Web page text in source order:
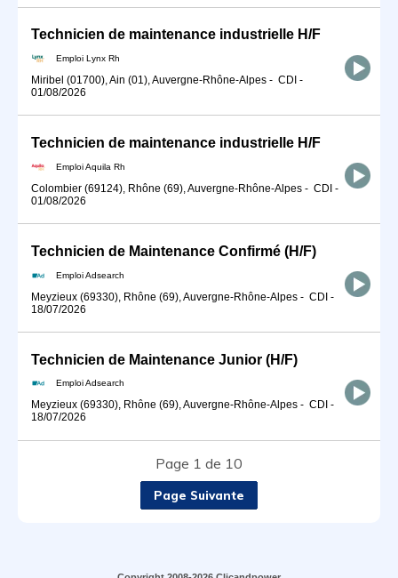
Technicien de maintenance industrielle H/F
Emploi Lynx Rh
Miribel (01700), Ain (01), Auvergne-Rhône-Alpes - CDI -
01/08/2026
Technicien de maintenance industrielle H/F
Emploi Aquila Rh
Colombier (69124), Rhône (69), Auvergne-Rhône-Alpes - CDI -
01/08/2026
Technicien de Maintenance Confirmé (H/F)
Emploi Adsearch
Meyzieux (69330), Rhône (69), Auvergne-Rhône-Alpes - CDI -
18/07/2026
Technicien de Maintenance Junior (H/F)
Emploi Adsearch
Meyzieux (69330), Rhône (69), Auvergne-Rhône-Alpes - CDI -
18/07/2026
Page 1 de 10
Page Suivante